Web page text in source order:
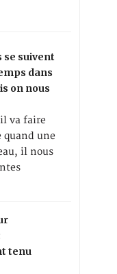
se suivent
dans
on nous
va faire
quand une
il nous
tenu